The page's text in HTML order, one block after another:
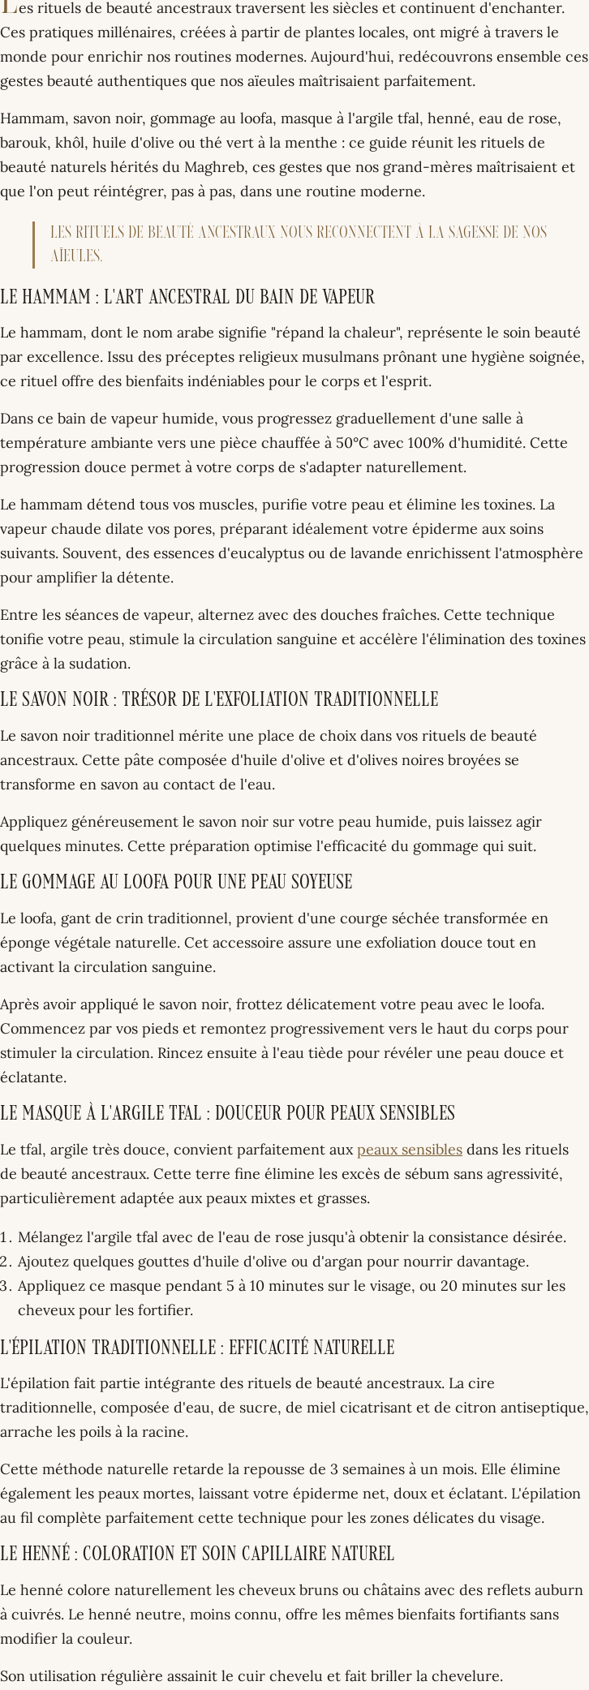
es rituels de beauté ancestraux traversent les siècles et continuent d'enchanter.
Ces pratiques millénaires, créées à partir de plantes locales, ont migré à travers le
monde pour enrichir nos routines modernes. Aujourd'hui, redécouvrons ensemble ces
gestes beauté authentiques que nos aïeules maîtrisaient parfaitement.
Hammam, savon noir, gommage au loofa, masque à l'argile tfal, henné, eau de rose,
barouk, khôl, huile d'olive ou thé vert à la menthe : ce guide réunit les rituels de
beauté naturels hérités du Maghreb, ces gestes que nos grand-mères maîtrisaient et
que l'on peut réintégrer, pas à pas, dans une routine moderne.
Les rituels de beauté ancestraux nous reconnectent à la sagesse de nos
aïeules.
Le hammam : l'art ancestral du bain de vapeur
Le hammam, dont le nom arabe signifie "répand la chaleur", représente le soin beauté
par excellence. Issu des préceptes religieux musulmans prônant une hygiène soignée,
ce rituel offre des bienfaits indéniables pour le corps et l'esprit.
Dans ce bain de vapeur humide, vous progressez graduellement d'une salle à
température ambiante vers une pièce chauffée à 50°C avec 100% d'humidité. Cette
progression douce permet à votre corps de s'adapter naturellement.
Le hammam détend tous vos muscles, purifie votre peau et élimine les toxines. La
vapeur chaude dilate vos pores, préparant idéalement votre épiderme aux soins
suivants. Souvent, des essences d'eucalyptus ou de lavande enrichissent l'atmosphère
pour amplifier la détente.
Entre les séances de vapeur, alternez avec des douches fraîches. Cette technique
tonifie votre peau, stimule la circulation sanguine et accélère l'élimination des toxines
grâce à la sudation.
Le savon noir : trésor de l'exfoliation traditionnelle
Le savon noir traditionnel mérite une place de choix dans vos rituels de beauté
ancestraux. Cette pâte composée d'huile d'olive et d'olives noires broyées se
transforme en savon au contact de l'eau.
Appliquez généreusement le savon noir sur votre peau humide, puis laissez agir
quelques minutes. Cette préparation optimise l'efficacité du gommage qui suit.
Le gommage au loofa pour une peau soyeuse
Le loofa, gant de crin traditionnel, provient d'une courge séchée transformée en
éponge végétale naturelle. Cet accessoire assure une exfoliation douce tout en
activant la circulation sanguine.
Après avoir appliqué le savon noir, frottez délicatement votre peau avec le loofa.
Commencez par vos pieds et remontez progressivement vers le haut du corps pour
stimuler la circulation. Rincez ensuite à l'eau tiède pour révéler une peau douce et
éclatante.
Le masque à l'argile tfal : douceur pour peaux sensibles
Le tfal, argile très douce, convient parfaitement auxpeaux sensibles dans les rituels
de beauté ancestraux. Cette terre fine élimine les excès de sébum sans agressivité,
particulièrement adaptée aux peaux mixtes et grasses.
Mélangez l'argile tfal avec de l'eau de rose jusqu'à obtenir la consistance désirée.
Ajoutez quelques gouttes d'huile d'olive ou d'argan pour nourrir davantage.
Appliquez ce masque pendant 5 à 10 minutes sur le visage, ou 20 minutes sur les
cheveux pour les fortifier.
L'épilation traditionnelle : efficacité naturelle
L'épilation fait partie intégrante des rituels de beauté ancestraux. La cire
traditionnelle, composée d'eau, de sucre, de miel cicatrisant et de citron antiseptique,
arrache les poils à la racine.
Cette méthode naturelle retarde la repousse de 3 semaines à un mois. Elle élimine
également les peaux mortes, laissant votre épiderme net, doux et éclatant. L'épilation
au fil complète parfaitement cette technique pour les zones délicates du visage.
Le henné : coloration et soin capillaire naturel
Le henné colore naturellement les cheveux bruns ou châtains avec des reflets auburn
à cuivrés. Le henné neutre, moins connu, offre les mêmes bienfaits fortifiants sans
modifier la couleur.
Son utilisation régulière assainit le cuir chevelu et fait briller la chevelure.